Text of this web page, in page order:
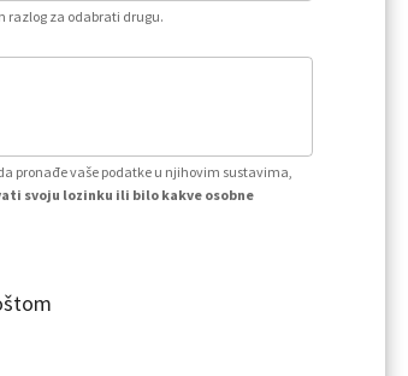
razlog za odabrati drugu.
pronađe vaše podatke u njihovim sustavima,
svoju lozinku ili bilo kakve osobne